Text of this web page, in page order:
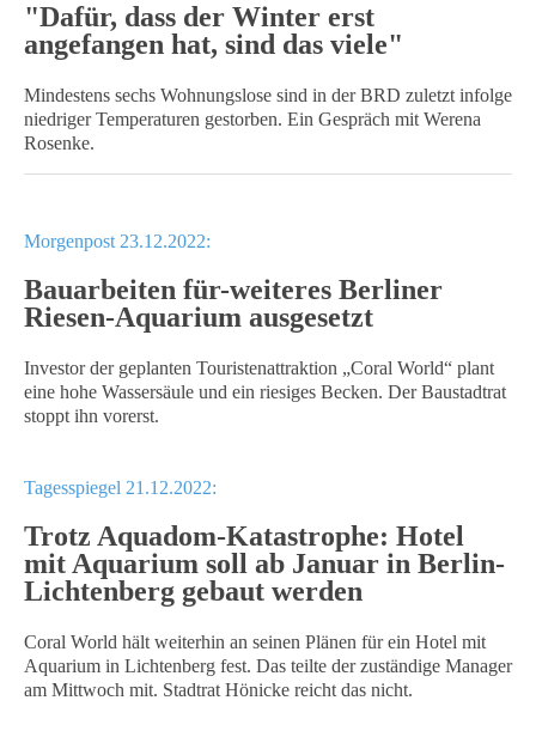
"Dafür, dass der Winter erst
angefangen hat, sind das viele"
Mindestens sechs Wohnungslose sind in der BRD zuletzt infolge
niedriger Temperaturen gestorben. Ein Gespräch mit Werena
Rosenke.
Morgenpost 23.12.2022:
Bauarbeiten für-weiteres Berliner
Riesen-Aquarium ausgesetzt
Investor der geplanten Touristenattraktion „Coral World“ plant
eine hohe Wassersäule und ein riesiges Becken. Der Baustadtrat
stoppt ihn vorerst.
Tagesspiegel 21.12.2022:
Trotz Aquadom-Katastrophe: Hotel
mit Aquarium soll ab Januar in Berlin-
Lichtenberg gebaut werden
Coral World hält weiterhin an seinen Plänen für ein Hotel mit
Aquarium in Lichtenberg fest. Das teilte der zuständige Manager
am Mittwoch mit. Stadtrat Hönicke reicht das nicht.